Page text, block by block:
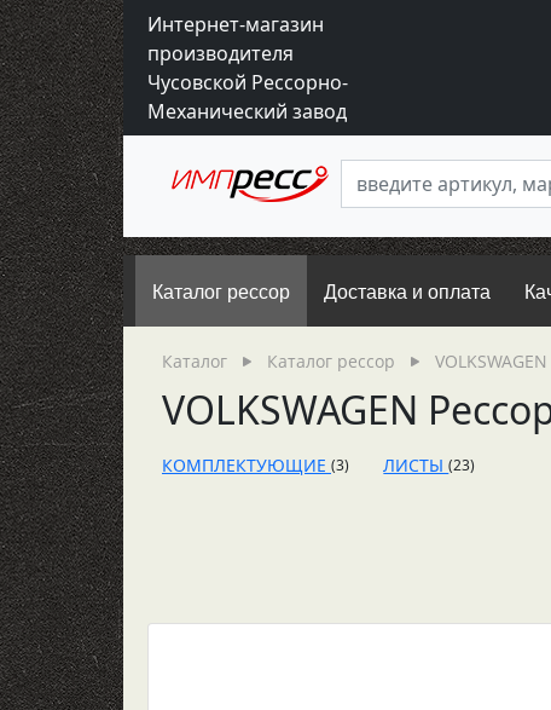
Интернет-магазин
производителя
Чусовской Рессорно-
Механический завод
Каталог рессор Доставка и оплата
Каталог Каталог рессор
VOLKSWAGEN
КОМПЛЕКТУЮЩИЕ (3) ЛИСТЫ(23)